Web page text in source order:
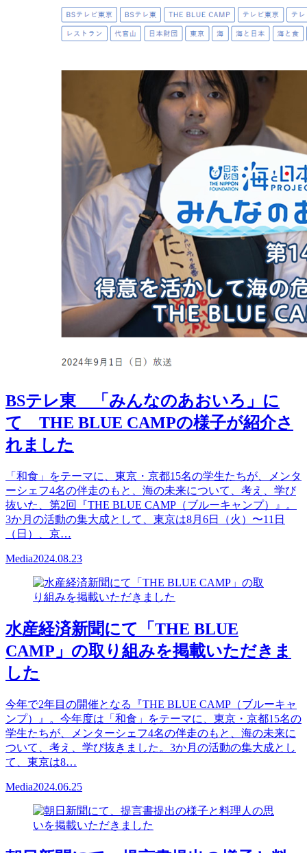
BSテレ東 「みんなのあおいろ」に
て THE BLUE CAMPの様子が紹介さ
れました
「和食」をテーマに、東京・京都15名の学生たちが、メンタ
ーシェフ4名の伴走のもと、海の未来について、考え、学び
抜いた、第2回『THE BLUE CAMP（ブルーキャンプ）』。
3か月の活動の集大成として、東京は8月6日（火）〜11日
（日）、京…
Media2024.08.23
水産経済新聞にて「THE BLUE
CAMP」の取り組みを掲載いただきま
した
今年で2年目の開催となる『THE BLUE CAMP（ブルーキャ
ンプ）』。今年度は「和食」をテーマに、東京・京都15名の
学生たちが、メンターシェフ4名の伴走のもと、海の未来に
ついて、考え、学び抜きました。3か月の活動の集大成とし
て、東京は8…
Media2024.06.25